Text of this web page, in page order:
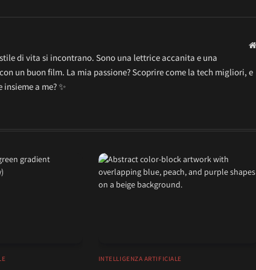
di vita si incontrano. Sono una lettrice accanita e una
un buon film. La mia passione? Scoprire come la tech migliori, e
a me? ✨
INTELLIGENZA ARTIFICIALE